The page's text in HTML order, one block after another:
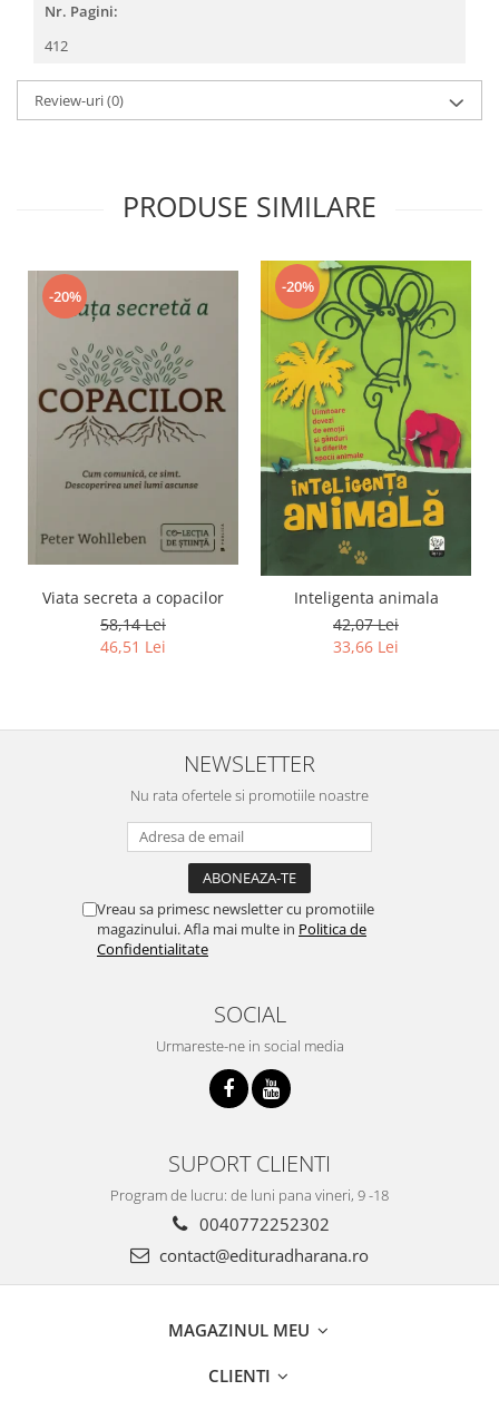
Nr. Pagini:
412
Review-uri(0)
PRODUSE SIMILARE
-20%
Viata secreta a copacilor
58,14 Lei
46,51 Lei
-20%
Inteligenta animala
42,07 Lei
33,66 Lei
NEWSLETTER
Nu rata ofertele si promotiile noastre
Vreau sa primesc newsletter cu promotiile
magazinului. Afla mai multe in Politica de
Confidentialitate
SOCIAL
Urmareste-ne in social media
SUPORT CLIENTI
Program de lucru: de luni pana vineri, 9 -18
0040772252302
contact@edituradharana.ro
MAGAZINUL MEU
CLIENTI